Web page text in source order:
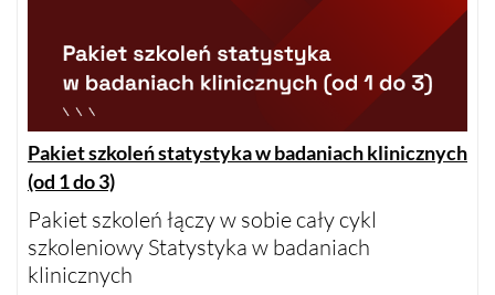
Pakiet szkoleń statystyka w badaniach klinicznych
(od 1 do 3)
Pakiet szkoleń łączy w sobie cały cykl
szkoleniowy Statystyka w badaniach
klinicznych